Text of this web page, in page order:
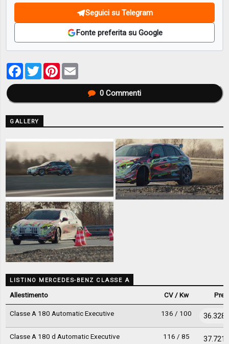
Seguici su Telegram
Fonte preferita su Google
Facebook
TwitterPinterest
0Commenti
GALLERY
LISTINO MERCEDES-BENZ CLASSE A
Allestimento CV / Kw
Classe A 180 Automatic Executive 136 / 100 36.328
Classe A 180 d Automatic Executive 116 / 85 37.721